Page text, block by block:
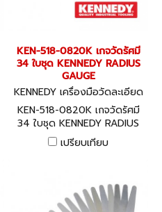
KEN-518-0820K เกจวัดรัศมี
34 ใบชุด KENNEDY RADIUS
GAUGE
KENNEDY เครื่องมือวัดละเอียด
KEN-518-0820K
KEN-518-0820K เกจวัดรัศมี
34 ใบชุด KENNEDY RADIUS
GAUGE
เปรียบเทียบ